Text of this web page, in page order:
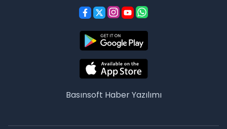
Basınsoft Haber Yazılımı